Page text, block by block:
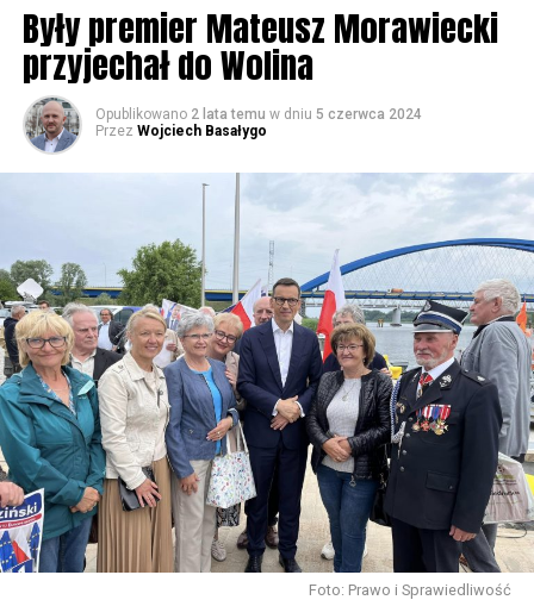
Konsultowałam się z najlepszymi neurochirurgami w
Polsce, którzy specjalizują się w przeprowadzaniu
Były premier Mateusz Morawiecki
przyjechał do Wolina
Opublikowano 2 lata temu w dniu 5 czerwca 2024
Przez Wojciech Basałygo
Foto: Prawo i Sprawiedliwość